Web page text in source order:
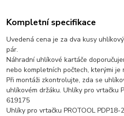
Kompletní specifikace
Uvedená cena je za dva kusy
pár.
Náhradní uhlíkové kartáče
nebo kompletních počtech, kterými je
Při montáži zkontrolujte, zda se
uhlíkovém držáku. Uhlíky pro vrtačku
619175
Uhlíky pro vrtačku PROTOOL PDP18-